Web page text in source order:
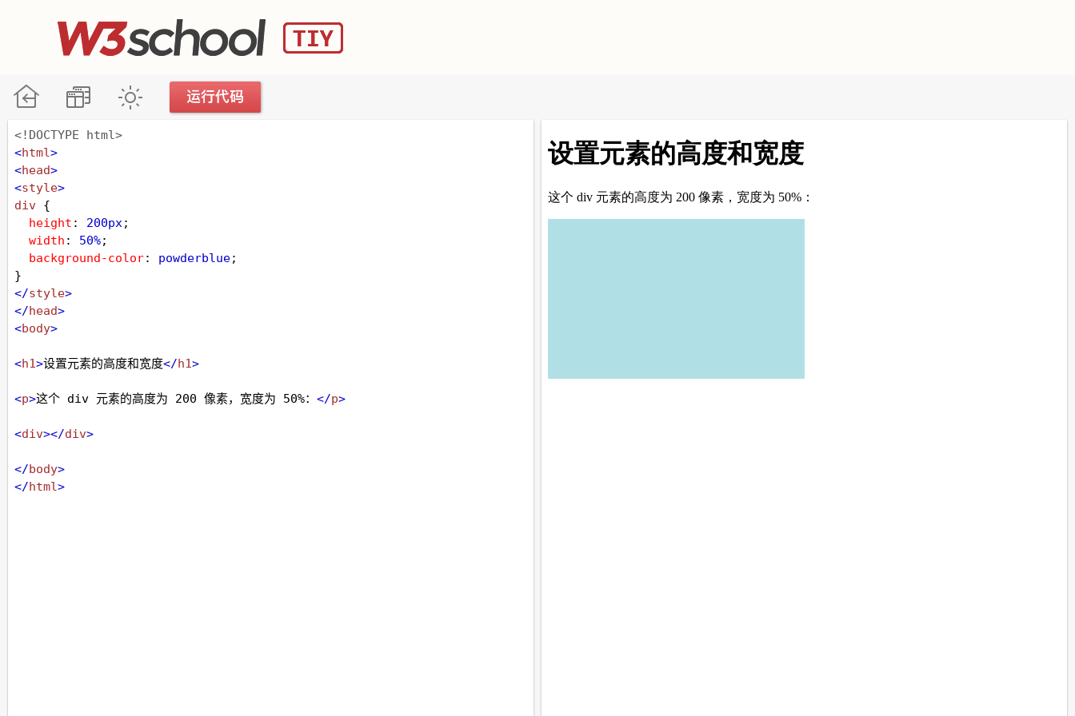
<!DOCTYPE html>
<html>
<head>
<style>
div {
height : 200px;
width : 50%;
background-color: powderblue;
}
</style>
</head>
<body>
<h1>设置元素的高度和宽度</h1>
<p>这个 div 元素的高度为 200 像素，宽度为 50%： </p>
<div></div>
</body>
</html>